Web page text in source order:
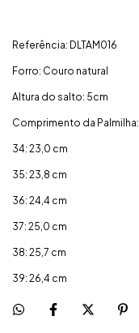
Referência: DLTAM016
Forro: Couro natural
Altura do salto: 5cm
Comprimento da Palmilha:
34: 23,0 cm
35: 23,8 cm
36: 24,4 cm
37: 25,0 cm
38: 25,7 cm
39: 26,4 cm